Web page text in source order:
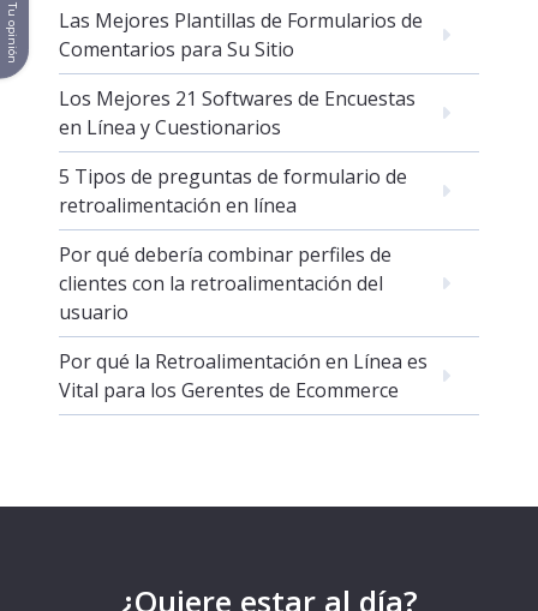
Las Mejores Plantillas de Formularios de
Comentarios para Su Sitio
Los Mejores 21 Softwares de Encuestas
en Línea y Cuestionarios
5 Tipos de preguntas de formulario de
retroalimentación en línea
Por qué debería combinar perfiles de
clientes con la retroalimentación del
usuario
Por qué la Retroalimentación en Línea es
Vital para los Gerentes de Ecommerce
¿Quiere estar al día?
Tu opinión